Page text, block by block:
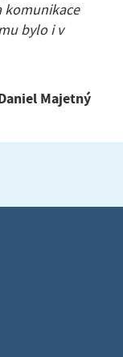
komunikace
bylo i v
Majetný